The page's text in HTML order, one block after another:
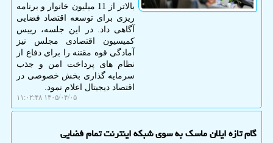
بالاتر از 11 میلیون خانوار و برنامه
ریزی برای توسعه اقتصاد فضایی
آگاهی داد. در این جلسه، رییس
کمیسیون اقتصادی مجلس نیز
آمادگی قوه مقننه را برای دفاع از
نظام های پرداخت امن و جذب
سرمایه گذاری بخش خصوصی در
اقتصاد دیجیتال اعلام نمود.
۱۴۰۵/۰۴/۰۵ ۱۱:۰۲:۴۸
گام تازه ایلان ماسک به سوی شبکه اینترنت تمام فضایی